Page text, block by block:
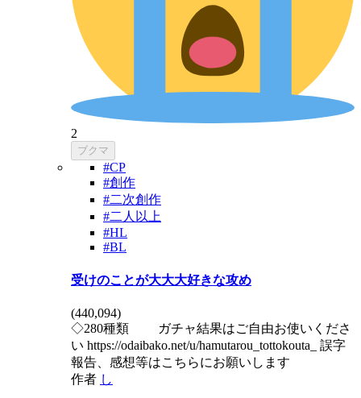
2
ブクマ
#CP
#創作
#二次創作
#二人以上
#HL
#BL
受けのことが大大大好きな攻め
(440,094)
◇280種類 ガチャ結果はご自由お使いくださ
い https://odaibako.net/u/hamutarou_tottokouta_ 誤字
報告、感想等はこちらにお願いします
作者 し